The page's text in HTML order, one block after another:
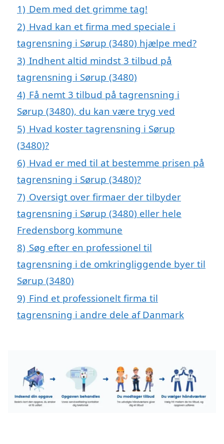
1) Dem med det grimme tag!
2) Hvad kan et firma med speciale i
tagrensning i Sørup (3480) hjælpe med?
3) Indhent altid mindst 3 tilbud på
tagrensning i Sørup (3480)
4) Få nemt 3 tilbud på tagrensning i
Sørup (3480), du kan være tryg ved
5) Hvad koster tagrensning i Sørup
(3480)?
6) Hvad er med til at bestemme prisen på
tagrensning i Sørup (3480)?
7) Oversigt over firmaer der tilbyder
tagrensning i Sørup (3480) eller hele
Fredensborg kommune
8) Søg efter en professionel til
tagrensning i de omkringliggende byer til
Sørup (3480)
9) Find et professionelt firma til
tagrensning i andre dele af Danmark